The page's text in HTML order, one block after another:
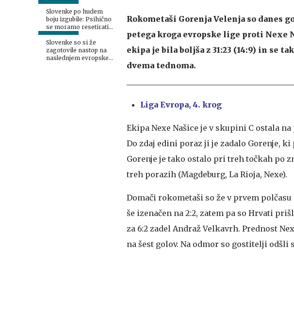
Slovenke po hudem
boju izgubile: Psihično
se moramo resetirati
#video
Slovenke so si že
zagotovile nastop na
naslednjem evropskem
Rokometaši Gorenja Velenja so danes
petega kroga evropske lige proti Nexe
ekipa je bila boljša z 31:23 (14:9) in se
dvema tednoma.
Liga Evropa, 4. krog
Ekipa Nexe Našice je v skupini C ostala
Do zdaj edini poraz ji je zadalo Gorenje,
Gorenje je tako ostalo pri treh točkah po
treh porazih (Magdeburg, La Rioja, Nexe).
Domači rokometaši so že v prvem
še izenačen na 2:2, zatem pa so Hrvati
za 6:2 zadel Andraž Velkavrh. Prednost
na šest golov. Na odmor so gostitelji odšli